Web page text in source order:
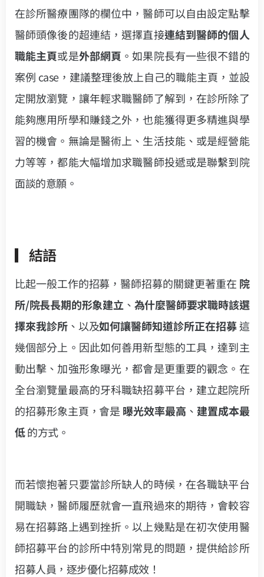
在診所醫療團隊的欄位中，醫師可以自由設定點擊
醫師頭像後的超連結，選擇直接連結到醫師的個人
職能主頁或是外部網頁 。如果院長有一些很不錯的
案例 case，建議整理後放上自己的職能主頁，並設
定開放瀏覽，讓年輕求職醫師了解到，在診所除了
能夠應用所學和賺錢之外，也能獲得更多精進與學
習的機會。無論是醫術上、生活技能、或是經營能
力等等，都能大幅增加求職醫師投遞或是聯繫到院
面談的意願。
▎結語
比起一般工作的招募，醫師招募的關鍵更著重在 院
所/院長長期的形象建立 、 為什麼醫師要求職時該選
擇來我診所、以及如何讓醫師知道診所正在招募這
幾個部分上。因此如何善用新型態的工具，達到主
動出擊、加強形象曝光，都會是更重要的觀念。在
全台瀏覽量最高的牙科職缺招募平台，建立起院所
的招募形象主頁，會是 曝光效率最高 、 建置成本最
低的方式。
而若懷抱著只要當診所缺人的時候，在各職缺平台
開職缺，醫師履歷就會一直飛過來的期待，會較容
易在招募路上遇到挫折。以上幾點是在初次使用醫
師招募平台的診所中特別常見的問題，提供給診所
招募人員，逐步優化招募成效！